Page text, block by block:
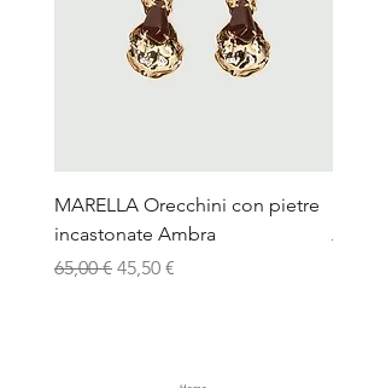
MARELLA Orecchini con pietre
incastonate Ambra
Prezzo regolare
65,00 € Prezzo scontato
45,50 €
120,00